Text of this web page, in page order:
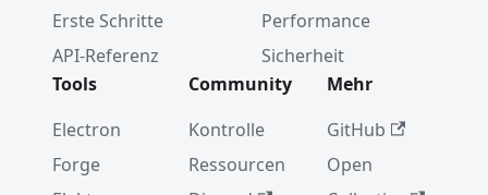
Erste Schritte
API-Referenz
Performance
Sicherheit
Tools
Electron
Forge
Community
Kontrolle
Ressourcen
Mehr
GitHub
Open